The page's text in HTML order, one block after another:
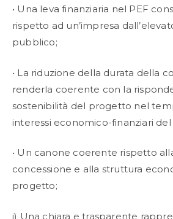
• Una leva finanziaria nel PEF
rispetto ad un’impresa
pubblico;
• La riduzione della durata della
renderla coerente con la
sostenibilità del progetto nel
interessi economico-finanziari
• Un canone coerente rispetto
concessione e alla struttura
progetto;
i) Una chiara e trasparente